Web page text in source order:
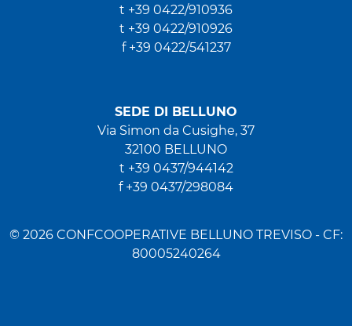
t +39 0422/910936
t +39 0422/910926
f +39 0422/541237
SEDE DI BELLUNO
Via Simon da Cusighe, 37
32100 BELLUNO
t +39 0437/944142
f +39 0437/298084
© 2026 CONFCOOPERATIVE BELLUNO TREVISO - CF:
80005240264